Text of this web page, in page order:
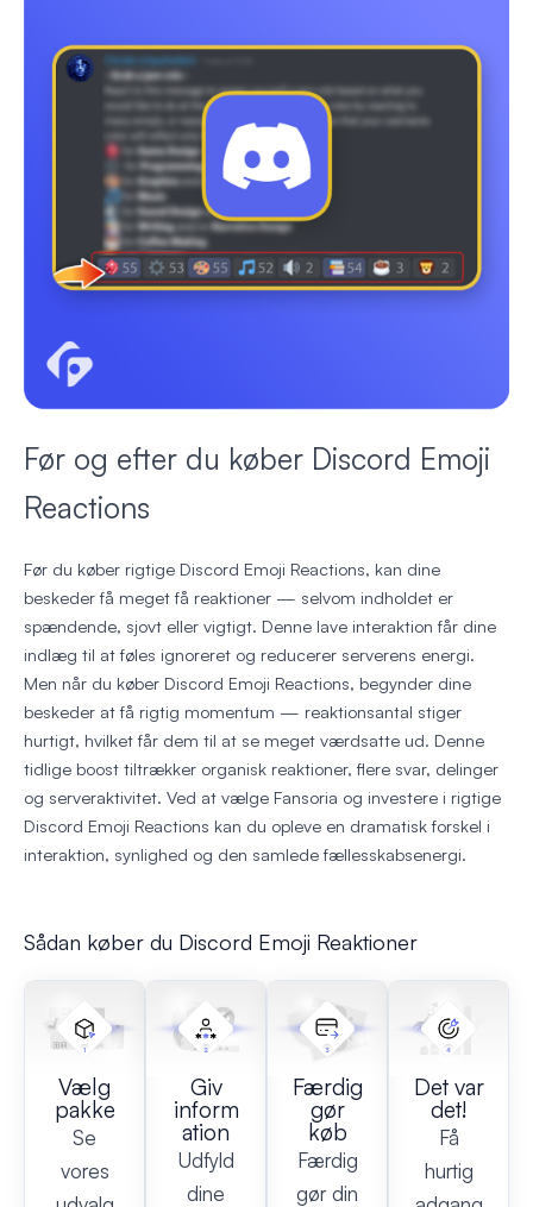
Før og efter du køber Discord Emoji
Reactions
Før du køber rigtige Discord Emoji Reactions, kan dine
beskeder få meget få reaktioner — selvom indholdet er
spændende, sjovt eller vigtigt. Denne lave interaktion får dine
indlæg til at føles ignoreret og reducerer serverens energi.
Men når du køber Discord Emoji Reactions, begynder dine
beskeder at få rigtig momentum — reaktionsantal stiger
hurtigt, hvilket får dem til at se meget værdsatte ud. Denne
tidlige boost tiltrækker organisk reaktioner, flere svar, delinger
og serveraktivitet. Ved at vælge Fansoria og investere i rigtige
Discord Emoji Reactions kan du opleve en dramatisk forskel i
interaktion, synlighed og den samlede fællesskabsenergi.
Sådan køber du Discord Emoji Reaktioner
Vælg
pakke
Se
vores
Giv
inform
ation
Udfyld
dine
Færdig
gør
køb
Færdig
gør din
Det var
det!
Få
hurtig